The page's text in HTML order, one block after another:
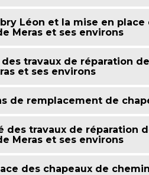
Léon et la mise en
Meras et ses environs
travaux de réparation
et ses environs
de remplacement de
des travaux de réparation
Meras et ses environs
des chapeaux de